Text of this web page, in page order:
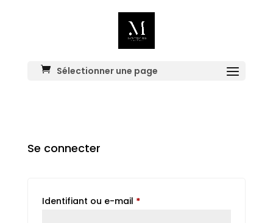
Sélectionner une page
Se connecter
Identifiant ou e-mail *Obligatoire